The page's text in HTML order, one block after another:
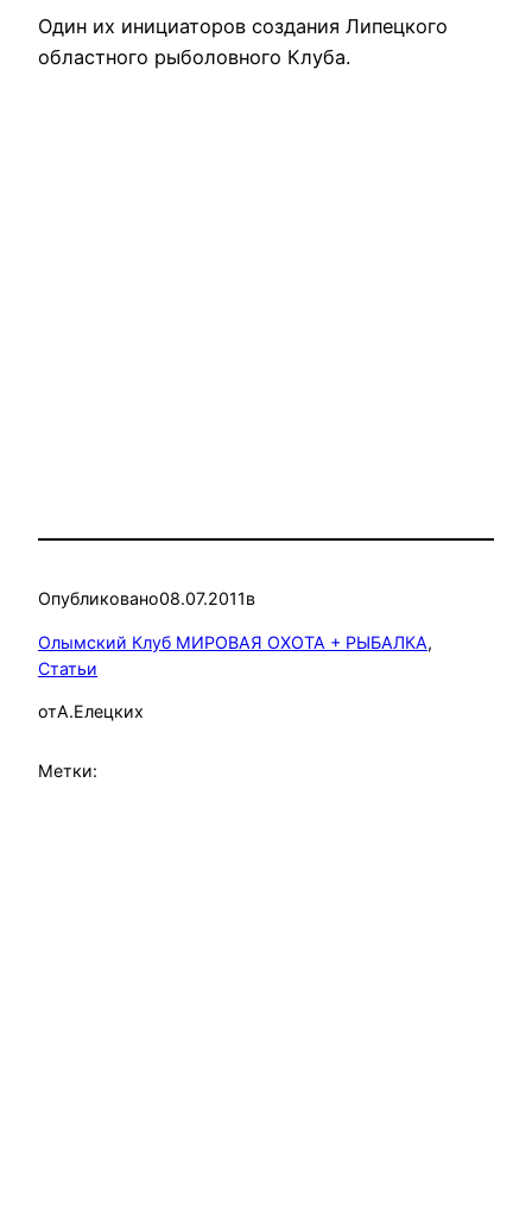
Один их инициаторов создания Липецкого
областного рыболовного Клуба.
Опубликовано08.07.2011в
Олымский Клуб МИРОВАЯ ОХОТА + РЫБАЛКА
Статьи
отА.Елецких
Метки: